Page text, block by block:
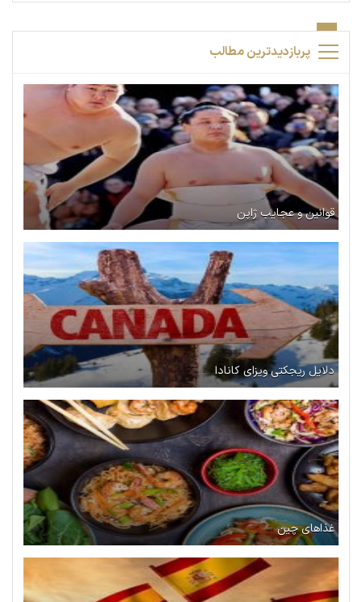
پربازدیدترین مطالب
قوانین و عجایب ژاپن
دلایل ریجکتی ویزای کانادا
غذاهای چین